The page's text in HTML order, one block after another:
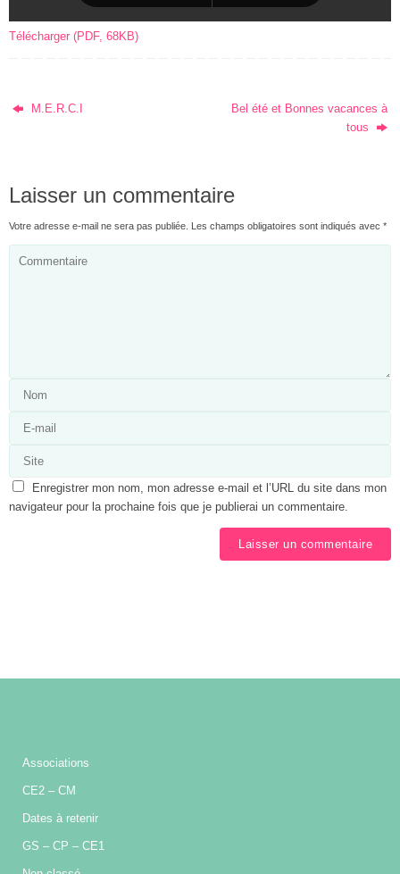
Télécharger (PDF, 68KB)
M.E.R.C.I
Bel été et Bonnes vacances à
tous
Laisser un commentaire
Votre adresse e-mail ne sera pas publiée. Les champs obligatoires sont indiqués avec *
Enregistrer mon nom, mon adresse e-mail et l’URL du site dans mon
navigateur pour la prochaine fois que je publierai un commentaire.
Associations
CE2 – CM
Dates à retenir
GS – CP – CE1